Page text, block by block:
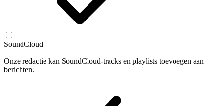
SoundCloud
Onze redactie kan SoundCloud-tracks en playlists toevoegen aan
berichten.